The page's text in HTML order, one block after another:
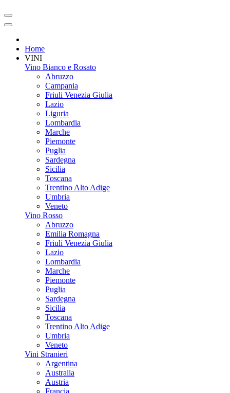
Home
VINI
Vino Bianco e Rosato
Abruzzo
Campania
Friuli Venezia Giulia
Lazio
Liguria
Lombardia
Marche
Piemonte
Puglia
Sardegna
Sicilia
Toscana
Trentino Alto Adige
Umbria
Veneto
Vino Rosso
Abruzzo
Emilia Romagna
Friuli Venezia Giulia
Lazio
Lombardia
Marche
Piemonte
Puglia
Sardegna
Sicilia
Toscana
Trentino Alto Adige
Umbria
Veneto
Vini Stranieri
Argentina
Australia
Austria
Francia